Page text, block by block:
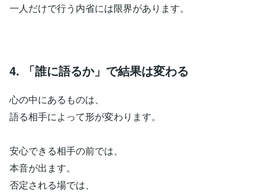
一人だけで行う内省には限界があります。
4. 「誰に語るか」で結果は変わる
心の中にあるものは、
語る相手によって形が変わります。
安心できる相手の前では、
本音が出ます。
否定される場では、